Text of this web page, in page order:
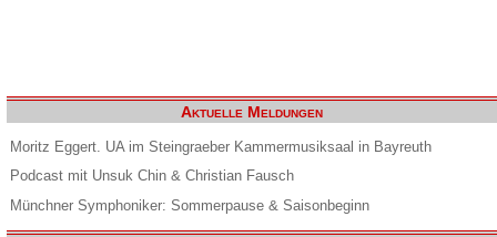
Aktuelle Meldungen
Moritz Eggert. UA im Steingraeber Kammermusiksaal in Bayreuth
Podcast mit Unsuk Chin & Christian Fausch
Münchner Symphoniker: Sommerpause & Saisonbeginn